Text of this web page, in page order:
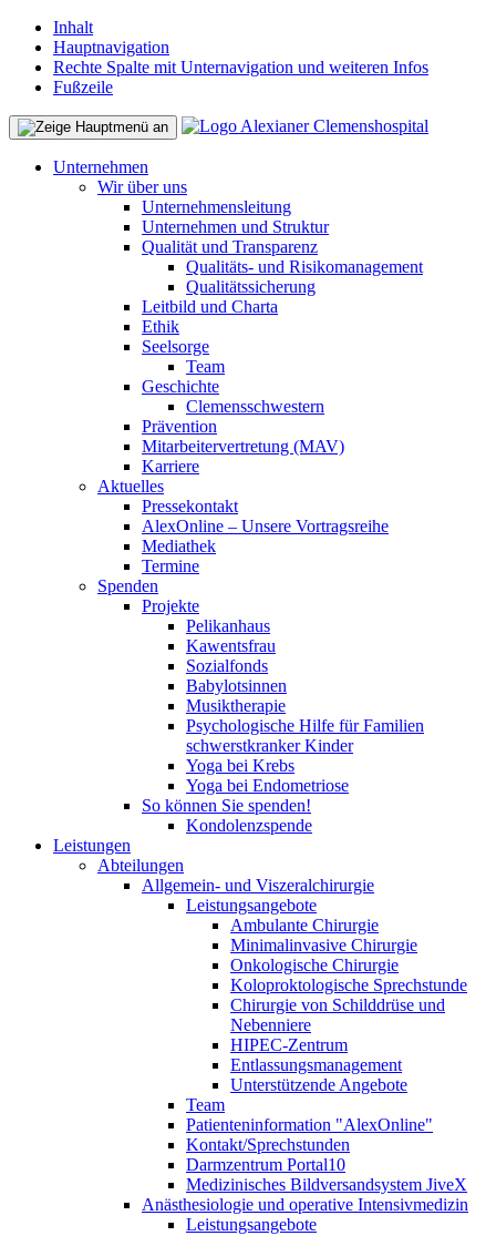
Inhalt
Hauptnavigation
Rechte Spalte mit Unternavigation und weiteren Infos
Fußzeile
Unternehmen
Wir über uns
Unternehmensleitung
Unternehmen und Struktur
Qualität und Transparenz
Qualitäts- und Risikomanagement
Qualitätssicherung
Leitbild und Charta
Ethik
Seelsorge
Team
Geschichte
Clemensschwestern
Prävention
Mitarbeitervertretung (MAV)
Karriere
Aktuelles
Pressekontakt
AlexOnline – Unsere Vortragsreihe
Mediathek
Termine
Spenden
Projekte
Pelikanhaus
Kawentsfrau
Sozialfonds
Babylotsinnen
Musiktherapie
Psychologische Hilfe für Familien
schwerstkranker Kinder
Yoga bei Krebs
Yoga bei Endometriose
So können Sie spenden!
Kondolenzspende
Leistungen
Abteilungen
Allgemein- und Viszeralchirurgie
Leistungsangebote
Ambulante Chirurgie
Minimalinvasive Chirurgie
Onkologische Chirurgie
Koloproktologische Sprechstunde
Chirurgie von Schilddrüse und
Nebenniere
HIPEC-Zentrum
Entlassungsmanagement
Unterstützende Angebote
Team
Patienteninformation "AlexOnline"
Kontakt/Sprechstunden
Darmzentrum Portal10
Medizinisches Bildversandsystem JiveX
Anästhesiologie und operative Intensivmedizin
Leistungsangebote